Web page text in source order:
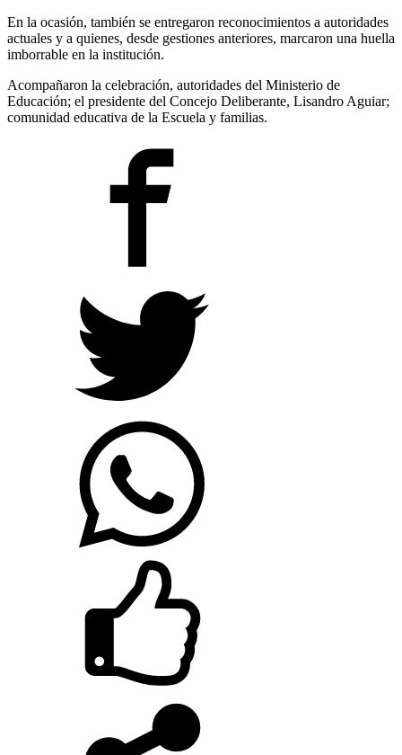
En la ocasión, también se entregaron reconocimientos a autoridades
actuales y a quienes, desde gestiones anteriores, marcaron una huella
imborrable en la institución.
Acompañaron la celebración, autoridades del Ministerio de
Educación; el presidente del Concejo Deliberante, Lisandro Aguiar;
comunidad educativa de la Escuela y familias.